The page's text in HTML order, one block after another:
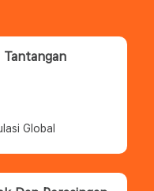
Tantangan
Global